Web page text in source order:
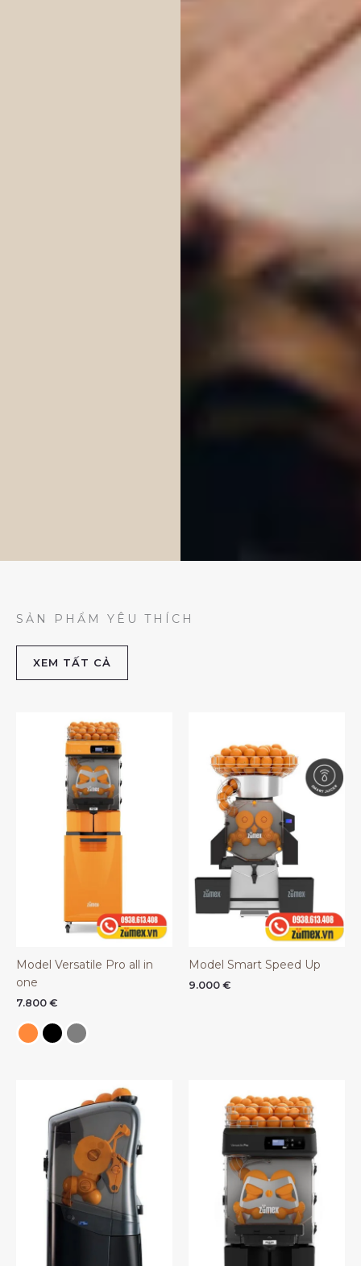
SẢN PHẨM YÊU THÍCH
XEM TẤT CẢ
Model Versatile Pro all in
one
7.800 €
Model Smart Speed Up
9.000 €